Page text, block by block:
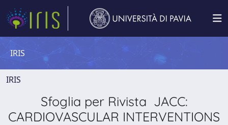
IRIS
IRIS
Sfoglia per Rivista JACC:
CARDIOVASCULAR INTERVENTIONS